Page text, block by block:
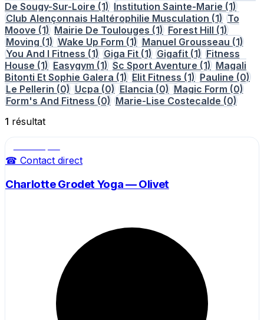
De Sougy-Sur-Loire (1) Institution Sainte-Marie (1)
Club Alençonnais Haltérophilie Musculation (1) To
Moove (1) Mairie De Toulouges (1) Forest Hill (1)
Moving (1) Wake Up Form (1) Manuel Grousseau (1)
You And I Fitness (1) Giga Fit (1) Gigafit (1) Fitness
House (1) Easygym (1) Sc Sport Aventure (1) Magali
Bitonti Et Sophie Galera (1) Elit Fitness (1) Pauline (0)
Le Pellerin (0) Ucpa (0) Elancia (0) Magic Form (0)
Form's And Fitness (0) Marie-Lise Costecalde (0)
1 résultat
☎ Contact direct
Charlotte Grodet Yoga — Olivet